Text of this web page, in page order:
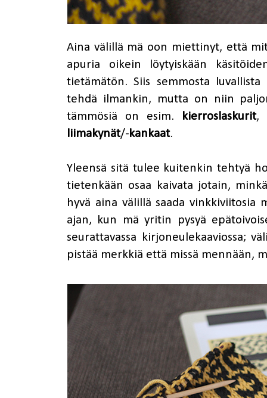
Aina välillä mä oon miettinyt, että
apuria oikein löytyiskään
tietämätön. Siis semmosta
tehdä ilmankin, mutta on niin
tämmösiä on esim. kierroslaskurit,
liimakynät/-kankaat.
Yleensä sitä tulee kuitenkin tehtyä
tietenkään osaa kaivata jotain,
hyvä aina välillä saada vinkkiviitosia
ajan, kun mä yritin pysyä
seurattavassa kirjoneulekaaviossa;
pistää merkkiä että missä mennään,